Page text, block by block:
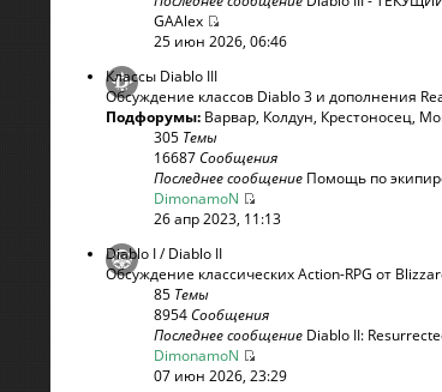
GAAlex
25 июн 2026, 06:46
Классы Diablo III
Обсуждение классов Diablo 3 и дополнения
Подфорумы: Варвар, Колдун, Крестоносец,
305 Темы
16687Сообщения
Последнее сообщение Помощь по
DimonamoN
26 апр 2023, 11:13
Diablo I / Diablo II
Обсуждение классических Action-RPG от
85 Темы
8954Сообщения
Последнее сообщение Diablo II:
DimonamoN
07 июн 2026, 23:29